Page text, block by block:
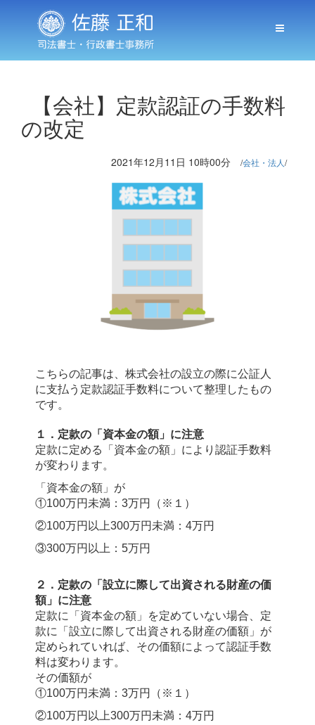
【会社】定款認証の手数料
の改定
2021年12月11日 10時00分 会社・法人
こちらの記事は、株式会社の設立の際に公証人
に支払う定款認証手数料について整理したもの
です。
１．定款の「資本金の額」に注意
定款に定める「資本金の額」により認証手数料
が変わります。
「資本金の額」が
①100万円未満：3万円（※１）
②100万円以上300万円未満： 4万円
③300万円以上：5万円
２．定款の「 設立に際して出資される財産の価
額」に注意
定款に「資本金の額」を定めていない場合、定
款に
「設立に際して出資される財産の価額」が
定められていれば、その価額によって認証手数
料は変わります。
その価額が
①100万円未満：3万円（※１）
②100万円以上300万円未満： 4万円